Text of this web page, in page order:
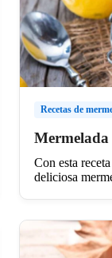
Recetas de
Con esta
deliciosa